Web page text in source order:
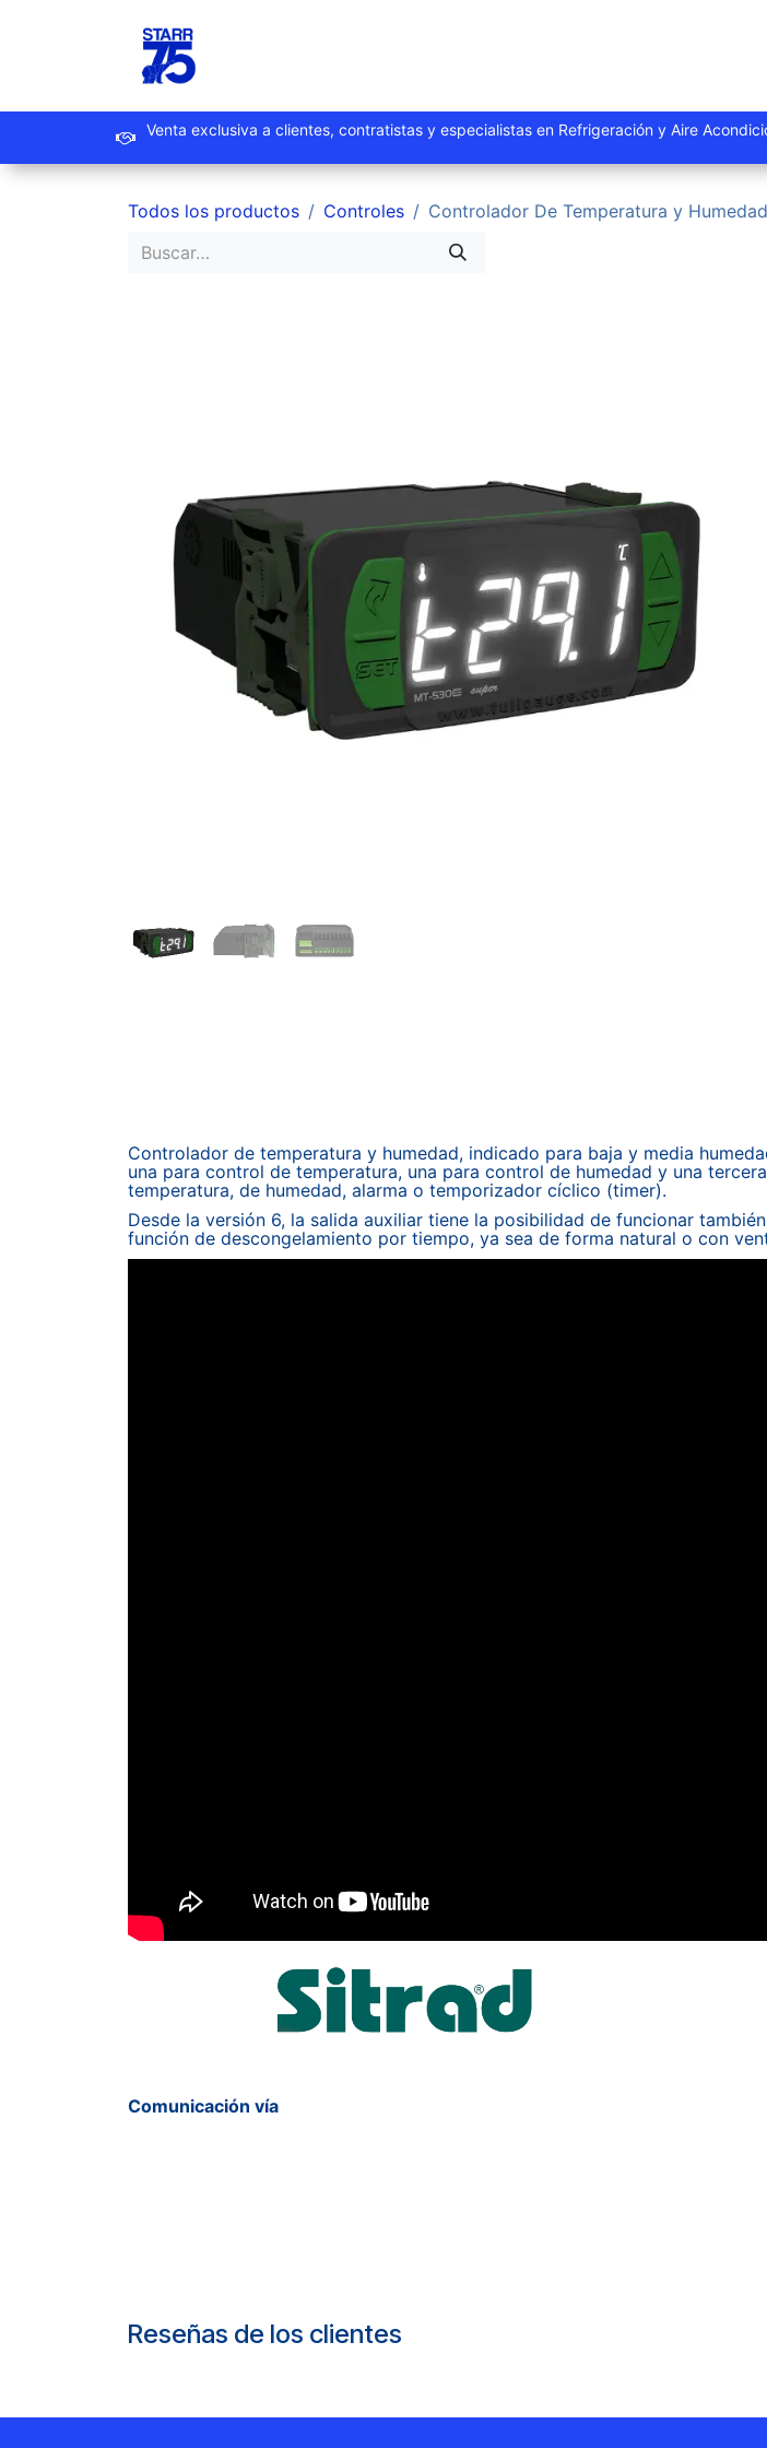
Venta exclusiva a clientes, contratistas y especialistas en
Todos los productos Controles Controlador De Temperatura y
Controlador de temperatura y humedad, indicado para baja y media
una para control de temperatura, una para control de humedad y una
temperatura, de humedad, alarma o temporizador cíclico (timer).
Desde la versión 6, la salida auxiliar tiene la posibilidad de funcionar
función de descongelamiento por tiempo, ya sea de forma natural o con
Comunicación vía
Reseñas de los clientes